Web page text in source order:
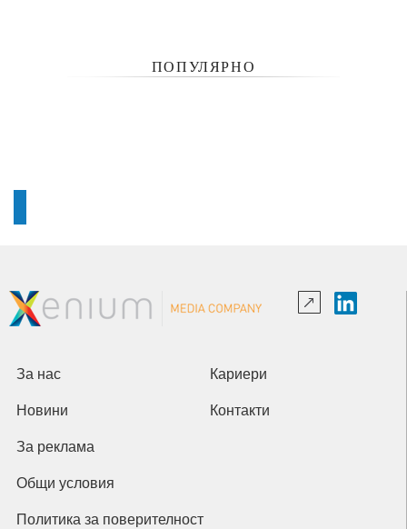
ПОПУЛЯРНО
За нас Кариери
Новини Контакти
За реклама
Общи условия
Политика за поверителност